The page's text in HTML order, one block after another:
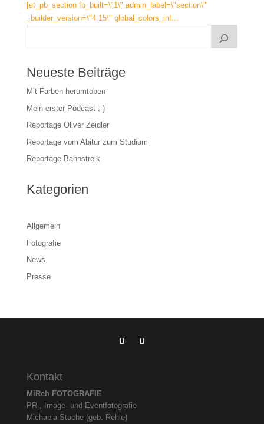
[et_pb_section fb_built=\"1\" admin_label=\"section\"
_builder_version=\"4.15\" global_colors_inf...
Neueste Beiträge
Mit Farben herumtoben
Mein erster Podcast ;-)
Reportage Oliver Zeidler
Reportage vom Abitur zum Studium
Reportage Bahnstreik
Kategorien
Allgemein
Fotografie
News
Presse
Kontakt
MiReh FOTOGRAFIE
PR-, Image- und Eventfotografie
Michaela Stache (geb. Rehle)